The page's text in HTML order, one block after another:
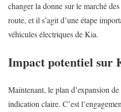
changer la donne sur le marché
route, et il s’agit d’une étape
véhicules électriques de Kia.
Impact potentiel sur
Maintenant, le plan d’expansion
indication claire. C’est